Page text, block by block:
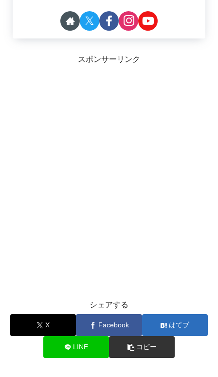
スポンサーリンク
シェアする
X Facebook はてブ
LINE コピー